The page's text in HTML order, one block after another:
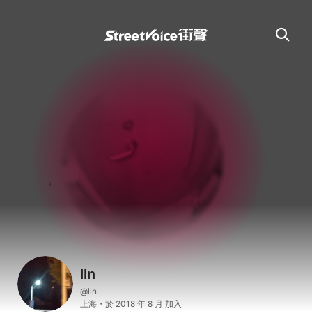
lln
@lln
上海・於 2018 年 8 月 加入